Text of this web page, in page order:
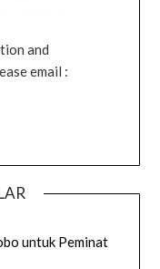
and
email :
untuk Peminat